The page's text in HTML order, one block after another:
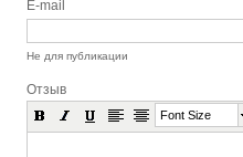
E-mail
Не для публикации
Отзыв
Font Size